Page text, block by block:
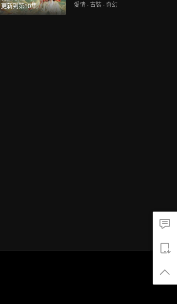
更新到第10集 愛情 · 古裝 · 奇幻